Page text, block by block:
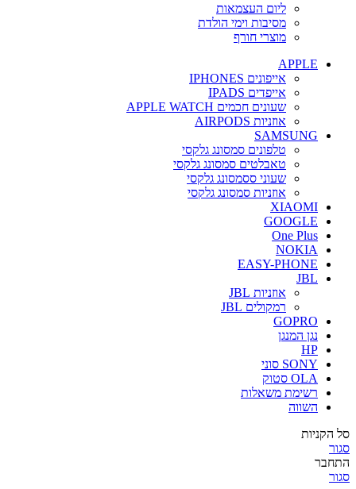
ליום העצמאות
מסיבות וימי הולדת
מוצרי חורף
APPLE
אייפונים IPHONES
אייפדים IPADS
שעונים חכמים APPLE WATCH
אוזניות AIRPODS
SAMSUNG
טלפונים סמסונג גלקסי
טאבלטים סמסונג גלקסי
שעוני ססמסונג גלקסי
אוזניות סמסונג גלקסי
XIAOMI
GOOGLE
One Plus
NOKIA
EASY-PHONE
JBL
אוזניות JBL
רמקולים JBL
GOPRO
נגן המנגן
HP
SONY סוני
OLA סטוק
רשימת משאלות
השווה
סל הקניות
סגור
התחבר
סגור